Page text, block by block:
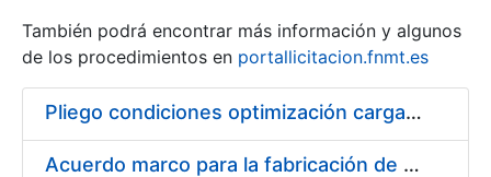
Show/Hide
También podrá encontrar más información y algunos
de los procedimientos en portallicitacion.fnmt.es
Pliego condiciones optimización cargas compras firmado
Acuerdo marco para la fabricación de piezas